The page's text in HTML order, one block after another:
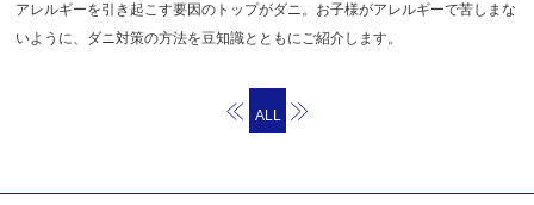
アレルギーを引き起こす要因のトップがダニ。お子様がアレルギーで苦しまな
いように、ダニ対策の方法を豆知識とともにご紹介します。
ALL